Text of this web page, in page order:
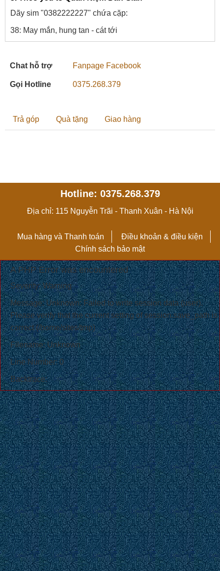
Dãy sim "0382222227" chứa cặp:
38: May mắn, hung tan - cát tới
Chat hỗ trợ Fanpage Facebook
Gọi Hotline 0375.268.379
Trả góp Quà tặng Giao hàng
Hotline: 0375.268.379
Địa chỉ: 115 Nguyễn Trãi - Thanh Xuân - Hà Nội
Mua hàng và Thanh toán
Điều khoản & điều kiện
Chính sách bảo mật
A PHP Error was encountered
Severity: Warning
Message: Unknown: Failed to write session data (user).
Please verify that the current setting of session.save_path is
correct (/home/sites/tmp)
Filename: Unknown
Line Number: 0
Backtrace: